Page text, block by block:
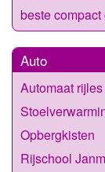
beste
Auto
Automaat
Opbergkisten
Rijschool